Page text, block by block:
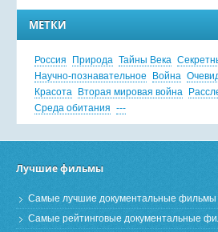
МЕТКИ
Россия Природа Тайны Века
Научно-познавательное
Война
Красота
Вторая мировая война
Среда обитания ---
Лучшие фильмы
Самые лучшие документальные фильмы
Самые рейтинговые документальные